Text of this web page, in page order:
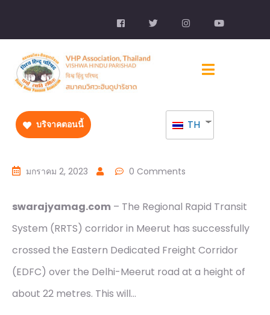
บริจาคตอนนี้ TH
มกราคม 2, 2023 0 Comments
swarajyamag.com – The Regional Rapid Transit
System (RRTS) corridor in Meerut has successfully
crossed the Eastern Dedicated Freight Corridor
(EDFC) over the Delhi-Meerut road at a height of
about 22 metres. This will…